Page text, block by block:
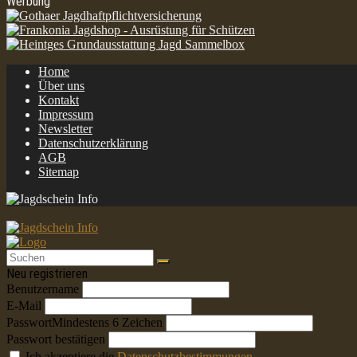
Home
Über uns
Kontakt
Impressum
Newsletter
Datenschutzerklärung
AGB
Sitemap
Neu registrieren
Benutzername
E-Mail
PasswortMindestens 6 Zeichen
Passwort bestätigen